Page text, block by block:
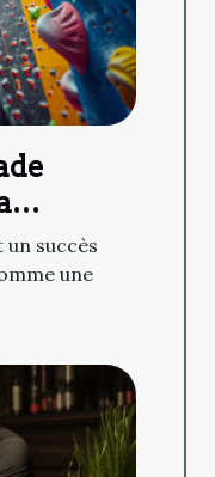
un succès
une